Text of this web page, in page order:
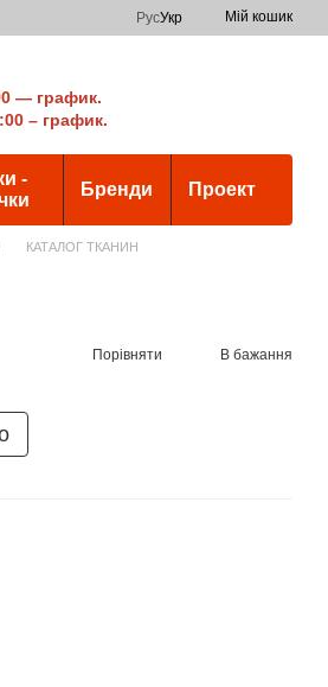
РусУкр Мій кошик
— график.
– график.
-
Бренди Проект
КАТАЛОГ ТКАНИН
Порівняти В бажання